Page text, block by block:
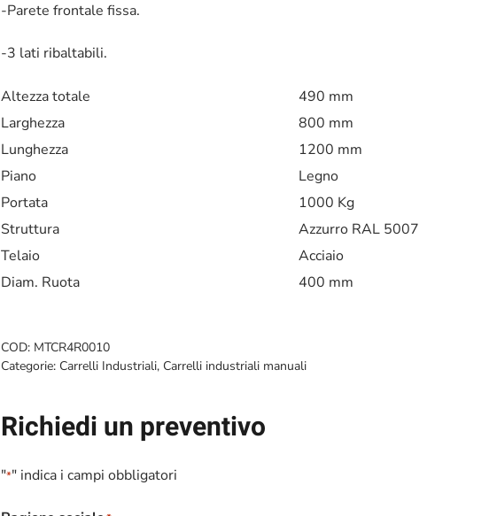
-Parete frontale fissa.
-3 lati ribaltabili.
Altezza totale
490 mm
Larghezza
800 mm
Lunghezza
1200 mm
Piano
Legno
Portata
1000 Kg
Struttura
Azzurro RAL 5007
Telaio
Acciaio
Diam. Ruota
400 mm
COD: MTCR4R0010
Categorie: Carrelli Industriali, Carrelli industriali manuali
Richiedi un preventivo
"*" indica i campi obbligatori